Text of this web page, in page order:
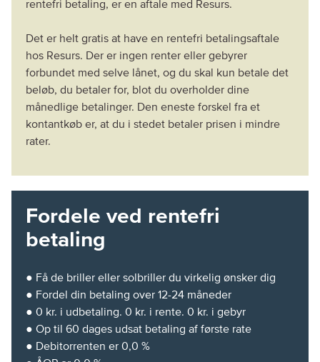
rentefri betaling, er en aftale med Resurs.
Det er helt gratis at have en rentefri betalingsaftale
hos Resurs. Der er ingen renter eller gebyrer
forbundet med selve lånet, og du skal kun betale det
beløb, du betaler for, blot du overholder dine
månedlige betalinger. Den eneste forskel fra et
kontantkøb er, at du i stedet betaler prisen i mindre
rater.
Fordele ved rentefri
betaling
● Få de briller eller solbriller du virkelig ønsker dig
● Fordel din betaling over 12-24 måneder
● 0 kr. i udbetaling. 0 kr. i rente. 0 kr. i gebyr
● Op til 60 dages udsat betaling af første rate
● Debitorrenten er 0,0 %